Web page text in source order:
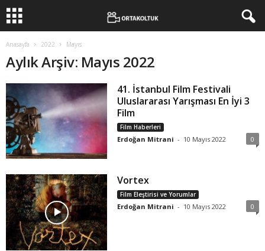
Anasayfa 2022 Mayıs
Aylık Arşiv: Mayıs 2022
41. İstanbul Film Festivali
Uluslararası Yarışması En İyi 3
Film
Film Haberleri
Erdoğan Mitrani - 10 Mayıs 2022 0
Vortex
Film Eleştirisi ve Yorumlar
Erdoğan Mitrani - 10 Mayıs 2022 0